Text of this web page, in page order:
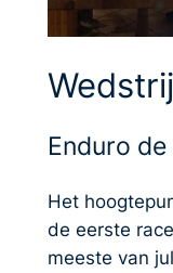
Enduro
Het
de eerste
meeste van